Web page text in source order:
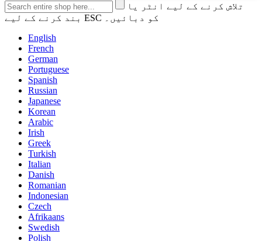
تلاش کرنے کے لیے انٹر یا
بند کرنے کے لیے ESC کو دبائیں۔
English
French
German
Portuguese
Spanish
Russian
Japanese
Korean
Arabic
Irish
Greek
Turkish
Italian
Danish
Romanian
Indonesian
Czech
Afrikaans
Swedish
Polish